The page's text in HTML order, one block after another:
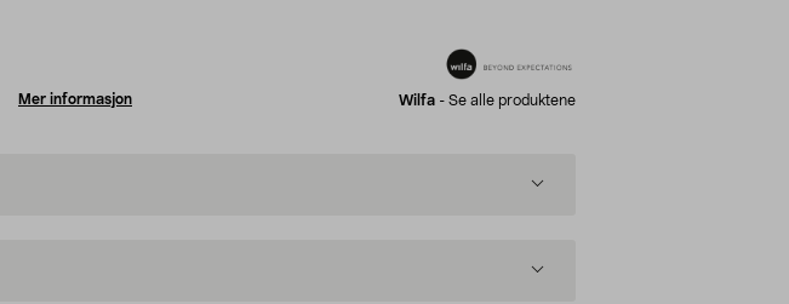
Mer informasjon Wilfa - Se alle produktene